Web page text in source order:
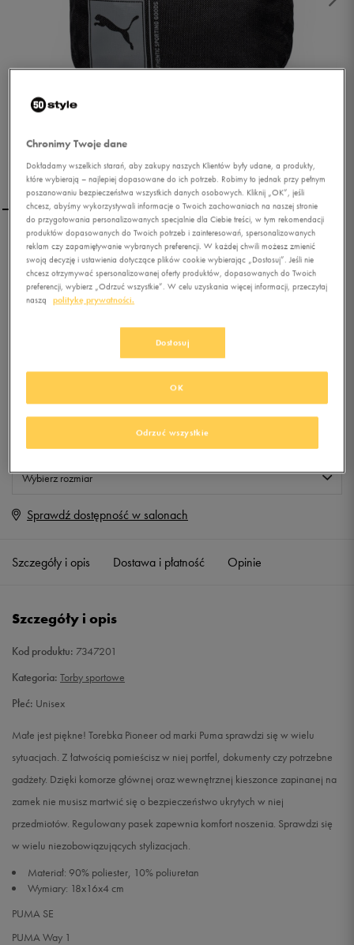
PUMA TOREBKA PIONEER
0.0(0
KLUBIE 50 STYLE
Produkt niedostępny
Jeśli artykuł będzie ponownie dostępny, otrzymasz od nas powiadomienie.
Wybierz rozmiar
ONE SIZE Powiadom o dostępności
Sprawdź dostępność w salonach
Szczegóły i opis Dostawa i płatność Opinie
Szczegóły i opis
Kod produktu: 7347201
Kategoria: Torby sportowe
Płeć: Unisex
Małe jest piękne! Torebka Pioneer od marki Puma sprawdzi się w wielu
sytuacjach. Z łatwością pomieścisz w niej portfel, dokumenty czy potrzebne
gadżety. Dzięki komorze głównej oraz wewnętrznej kieszonce zapinanej na
zamek nie musisz martwić się o bezpieczeństwo ukrytych w niej
przedmiotów. Regulowany pasek zapewnia komfort noszenia. Sprawdzi się
w wielu niezobowiązujących stylizacjach.
Materiał: 90% poliester, 10% poliuretan
Wymiary: 18x16x4 cm
PUMA SE
PUMA Way 1
Chronimy Twoje dane
Dokładamy wszelkich starań, aby zakupy naszych Klientów były udane, a produkty,
które wybierają – najlepiej dopasowane do ich potrzeb. Robimy to jednak przy pełnym
poszanowaniu bezpieczeństwa wszystkich danych osobowych. Kliknij „OK”, jeśli
chcesz, abyśmy wykorzystywali informacje o Twoich zachowaniach na naszej stronie
do przygotowania personalizowanych specjalnie dla Ciebie treści, w tym rekomendacji
produktów dopasowanych do Twoich potrzeb i zainteresowań, spersonalizowanych
reklam czy zapamiętywanie wybranych preferencji. W każdej chwili możesz zmienić
swoją decyzję i ustawienia dotyczące plików cookie wybierając „Dostosuj”. Jeśli nie
chcesz otrzymywać spersonalizowanej oferty produktów, dopasowanych do Twoich
preferencji, wybierz „Odrzuć wszystkie”. W celu uzyskania więcej informacji, przeczytaj
naszą
politykę prywatności.
Dostosuj
Odrzuć wszystkie
OK